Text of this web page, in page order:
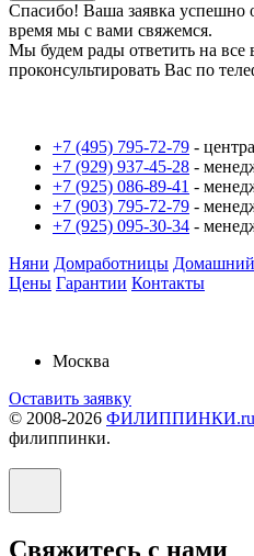
Спасибо! Ваша заявка успешно
время мы с вами свяжемся.
Мы будем рады ответить на
проконсультировать Вас по
+7 (495) 795-72-79 -
+7 (929) 937-45-28 -
+7 (925) 086-89-41 -
+7 (903) 795-72-79 -
+7 (925) 095-30-34 -
Няни Домработницы Домашний
Цены Гарантии Контакты
Москва
Оставить заявку
© 2008-2026 ФИЛИППИНКИ.ru
филиппинки.
Свяжитесь с нами